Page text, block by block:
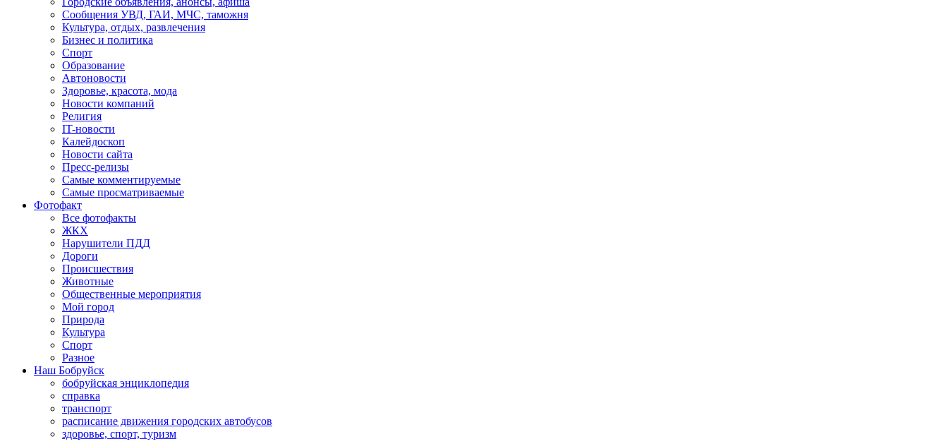
Сообщения УВД, ГАИ, МЧС, таможня
Культура, отдых, развлечения
Бизнес и политика
Спорт
Образование
Автоновости
Здоровье, красота, мода
Новости компаний
Религия
IT-новости
Калейдоскоп
Новости сайта
Пресс-релизы
Самые комментируемые
Самые просматриваемые
Фотофакт
Все фотофакты
ЖКХ
Нарушители ПДД
Дороги
Происшествия
Животные
Общественные мероприятия
Мой город
Природа
Культура
Спорт
Разное
Наш Бобруйск
бобруйская энциклопедия
справка
транспорт
расписание движения городских автобусов
здоровье, спорт, туризм